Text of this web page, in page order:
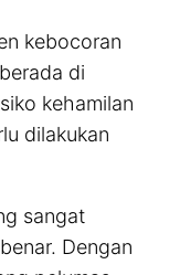
kebocoran
di
kehamilan
dilakukan
sangat
Dengan